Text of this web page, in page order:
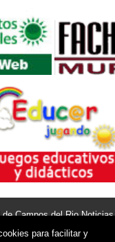
Campos del Rio Noticias
para facilitar y